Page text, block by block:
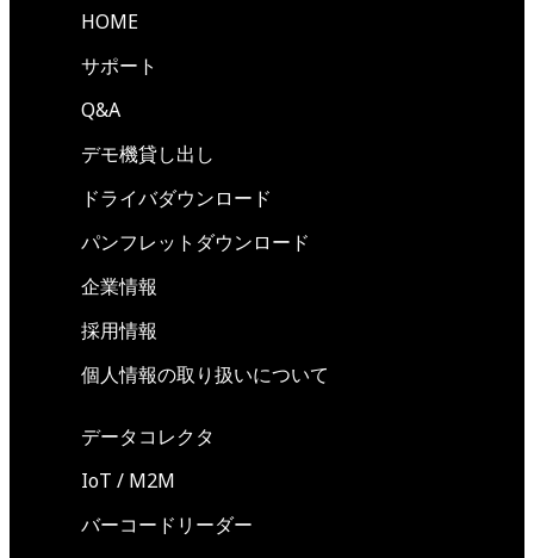
HOME
サポート
Q&A
デモ機貸し出し
ドライバダウンロード
パンフレットダウンロード
企業情報
採用情報
個人情報の取り扱いについて
データコレクタ
IoT / M2M
バーコードリーダー